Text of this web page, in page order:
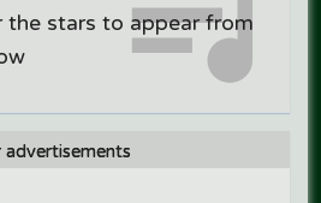
the stars to appear from